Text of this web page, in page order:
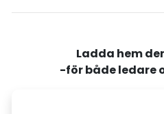
Ladda hem
-för både ledare